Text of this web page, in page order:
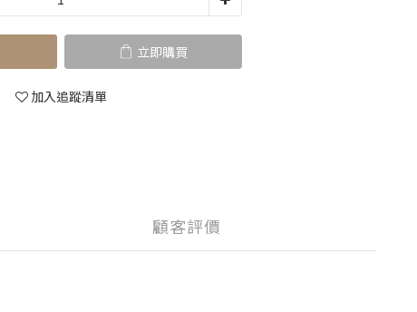
立即購買
加入追蹤清單
顧客評價